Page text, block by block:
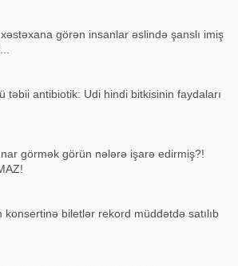
görən insanlar əslində şanslı imiş
təbii antibiotik: Udi hindi bitkisinin faydaları
görmək görün nələrə işarə edirmiş?!
konsertinə biletlər rekord müddətdə satılıb